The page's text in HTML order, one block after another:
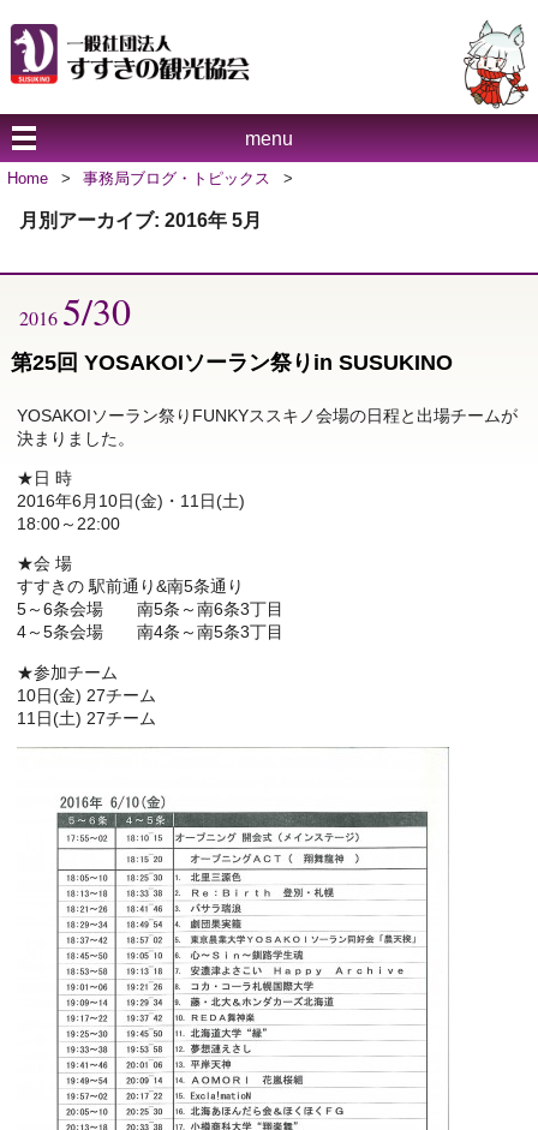
menu
Home > 事務局ブログ・トピックス >
月別アーカイブ: 2016年 5月
2016 5/30
第25回 YOSAKOIソーラン祭りin SUSUKINO
YOSAKOIソーラン祭りFUNKYススキノ会場の日程と出場チームが
決まりました。
★日 時
2016年6月10日(金)・11日(土)
18:00～22:00
★会 場
すすきの 駅前通り&南5条通り
5～6条会場 南5条～南6条3丁目
4～5条会場 南4条～南5条3丁目
★参加チーム
10日(金) 27チーム
11日(土) 27チーム